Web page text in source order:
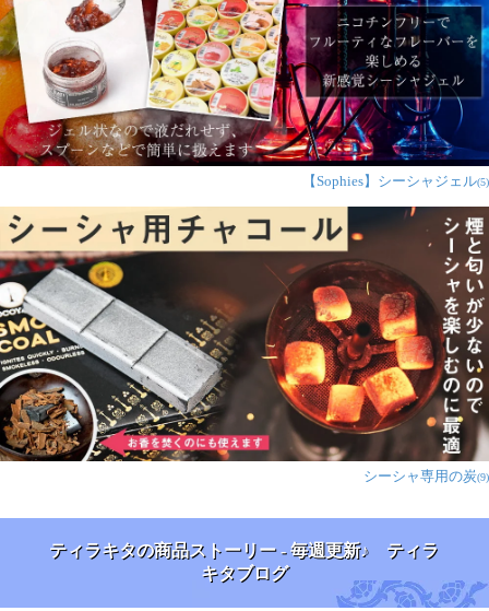
ゼリー状のフレーバーと穴が複数空いたクレイトップい
うこともあり、焦がしたり吸いにくくなったりしないた
めいろいろ動画で予習をしました
このセット以外に欲しいものと言えば電気コンロとヒー
トマネジメントでしょうか、そこらも予算に含めたほう
が良いと思います
〔初めてのシーシャ
セット〕シーシャ
(水タバコ) 青【約
50cm】フレーバー、
炭、アルミホイル、
トング、説明書付き
★★ ★
匿名希望
吸っててリラックスは勿論部屋自体良い匂いになります
【Sophies】シーシャジェル(5)
シーシャ専用の炭(9)
ティラキタの商品ストーリー - 毎週更新♪ ティラ
キタブログ